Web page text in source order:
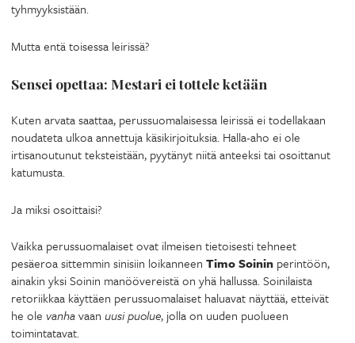
tyhmyyksistään.
Mutta entä toisessa leirissä?
Sensei opettaa: Mestari ei tottele ketään
Kuten arvata saattaa, perussuomalaisessa leirissä ei todellakaan
noudateta ulkoa annettuja käsikirjoituksia. Halla-aho ei ole
irtisanoutunut teksteistään, pyytänyt niitä anteeksi tai osoittanut
katumusta.
Ja miksi osoittaisi?
Vaikka perussuomalaiset ovat ilmeisen tietoisesti tehneet
pesäeroa sittemmin sinisiin loikanneen Timo Soinin perintöön,
ainakin yksi Soinin manöövereistä on yhä hallussa. Soinilaista
retoriikkaa käyttäen perussuomalaiset haluavat näyttää, etteivät
he ole vanhavaan uusi puolue, jolla on uuden puolueen
toimintatavat.